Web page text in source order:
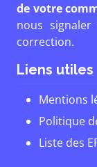
de votre
nous
correction.
Liens utiles
Mentions
Politique
Liste des